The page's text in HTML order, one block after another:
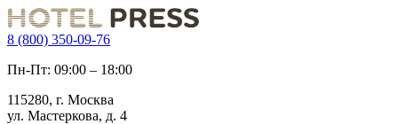
8 (800) 350-09-76
Пн-Пт: 09:00 – 18:00
115280, г. Москва
ул. Мастеркова, д. 4